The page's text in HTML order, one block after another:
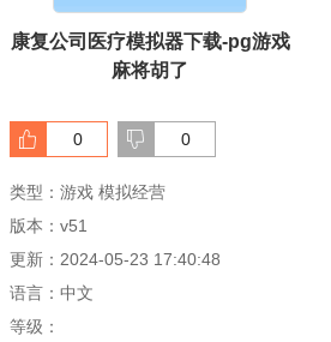
康复公司医疗模拟器下载-pg游戏
麻将胡了
0 0
类型：游戏 模拟经营
版本：v51
更新：2024-05-23 17:40:48
语言：中文
等级：